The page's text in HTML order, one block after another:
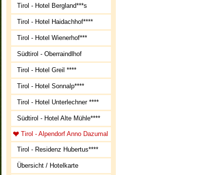
Tirol - Hotel Bergland***s
Tirol - Hotel Haidachhof****
Tirol - Hotel Wienerhof***
Südtirol - Oberraindlhof
Tirol - Hotel Greil ****
Tirol - Hotel Sonnalp****
Tirol - Hotel Unterlechner ****
Südtirol - Hotel Alte Mühle****
Tirol - Alpendorf Anno Dazumal
Tirol - Residenz Hubertus****
Übersicht / Hotelkarte